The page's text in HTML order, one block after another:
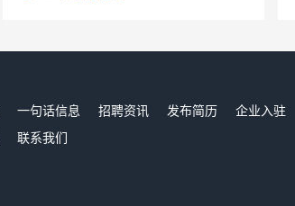
一句话信息 招聘资讯 发布简历 企业入驻
联系我们